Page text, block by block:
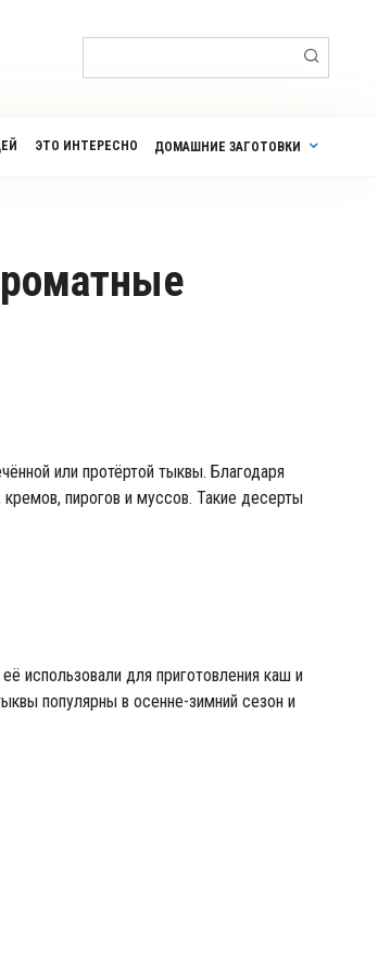
ЭТО ИНТЕРЕСНО ДОМАШНИЕ ЗАГОТОВКИ
или протёртой тыквы. Благодаря
кремов, пирогов и муссов. Такие десерты
использовали для приготовления каш и
популярны в осенне-зимний сезон и